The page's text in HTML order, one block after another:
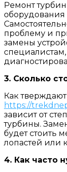
Ремонт
проблему и
замены
3. Сколько
Как
https://
зависит от
турбины.
будет стоить
лопастей или
4. Как часто